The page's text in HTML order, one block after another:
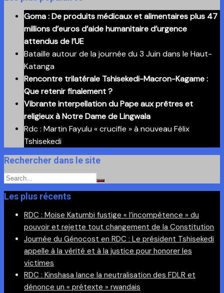
anciennes
publications
Goma : De produits médicaux et alimentaires plus 47
millions d’euros d’aide humanitaire d’urgence
attendus de l’UE
Bataille autour de la journée du 3 Juin dans le Haut-
Katanga
Rencontre trilatérale Tshisekedi-Macron-Kagame :
Que retenir finalement ?
Vibrante interpellation du Pape aux prêtres et
religieux à Notre Dame de Lingwala
Rdc : Martin Fayulu « crucifie » à nouveau Félix
Tshisekedi
Rechercher dans le site
Les plus récents
RDC : Moïse Katumbi fustige « l’incompétence » du
pouvoir et rejette tout changement de la Constitution
Journée du Génocost en RDC : Le président Tshisekedi
appelle à la vérité et à la justice pour honorer les
victimes
RDC : Kinshasa lance la neutralisation des FDLR et
dénonce un « prétexte » rwandais